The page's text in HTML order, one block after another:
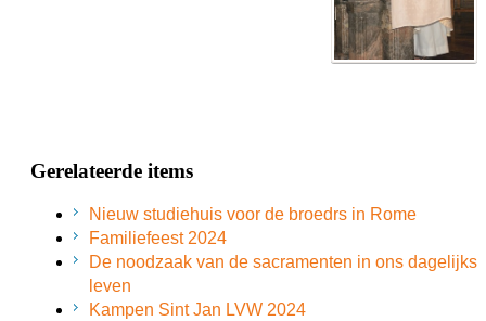
Gerelateerde items
Nieuw studiehuis voor de broedrs in Rome
Familiefeest 2024
De noodzaak van de sacramenten in ons dagelijks
leven
Kampen Sint Jan LVW 2024